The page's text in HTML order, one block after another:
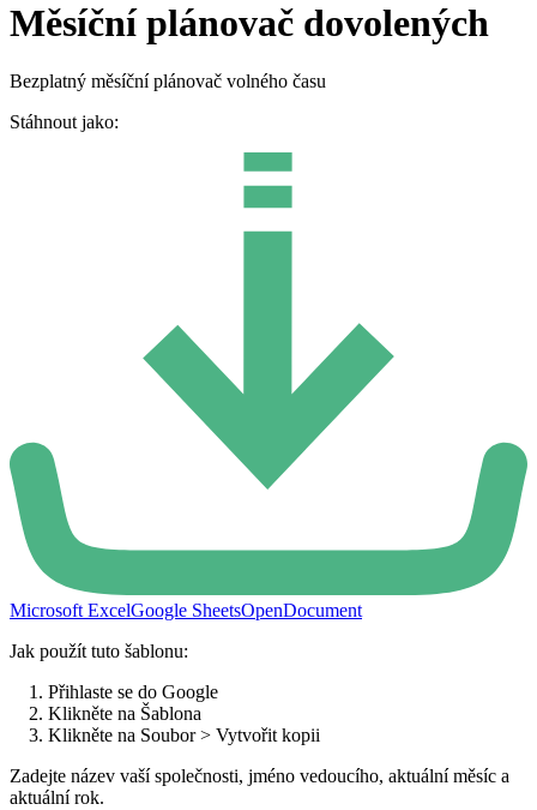
Měsíční plánovač dovolených
Bezplatný měsíční plánovač volného času
Stáhnout jako:
Microsoft ExcelGoogle SheetsOpenDocument
Jak použít tuto šablonu:
Přihlaste se do Google
Klikněte na Šablona
Klikněte na Soubor > Vytvořit kopii
Zadejte název vaší společnosti, jméno vedoucího, aktuální měsíc a
aktuální rok.